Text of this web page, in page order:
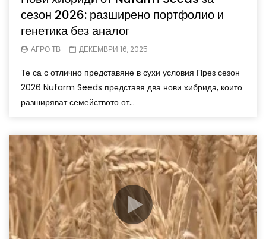
сезон 2026: разширено портфолио и
генетика без аналог
АГРО ТВ ДЕКЕМВРИ 16, 2025
Те са с отлично представяне в сухи условия През сезон
2026 Nufarm Seeds представя два нови хибрида, които
разширяват семейството от...